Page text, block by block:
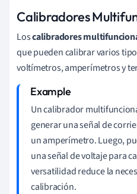
Calibradores
Loscalibradores
que pueden calibrar varios
voltímetros, amperímetros y
Un calibrador
generar una señal de
un amperímetro. Luego,
una señal de voltaje para
versatilidad reduce la
calibración.